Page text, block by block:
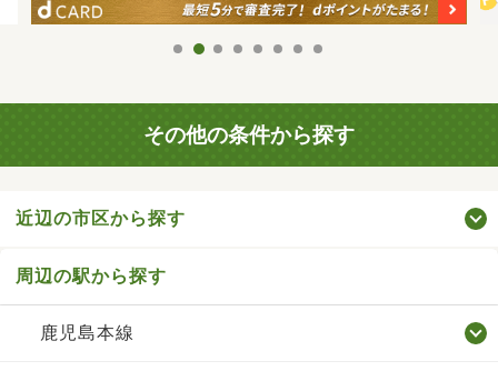
その他の条件から探す
近辺の市区から探す
周辺の駅から探す
鹿児島本線